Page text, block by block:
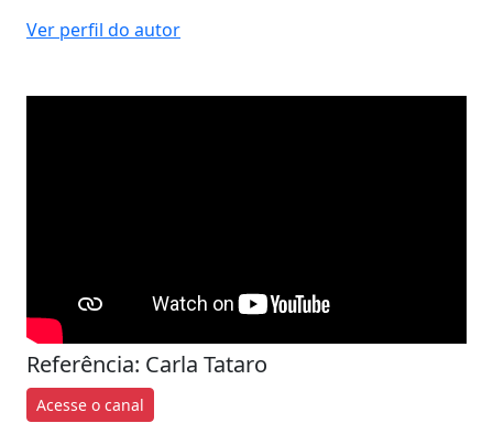
Ver perfil do autor
Referência: Carla Tataro
Acesse o canal